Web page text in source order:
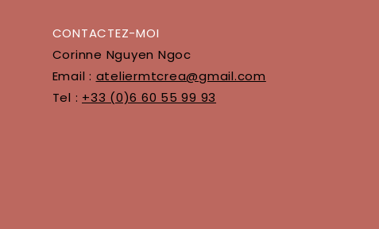
CONTACTEZ-MOI
Corinne Nguyen Ngoc
Email : ateliermtcrea@gmail.com
Tel : +33 (0)6 60 55 99 93